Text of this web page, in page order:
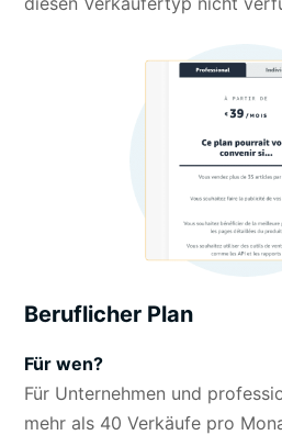
Beruflicher Plan
Für wen?
Für Unternehmen und
mehr als 40 Verkäufe pro